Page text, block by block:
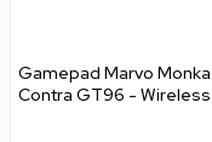
Gamepad Marvo Monka
Contra GT96 - Wireless